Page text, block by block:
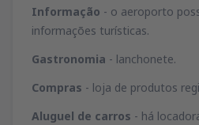
Informação - o aeroporto
informações turísticas.
Gastronomia - lanchonete.
Compras - loja de produtos
Aluguel de carros - há